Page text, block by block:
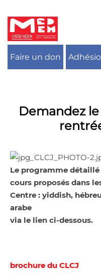
contenu
Faire un don
Demandez
Le programme détaillé
cours proposés dans
Centre : yiddish,
arabe
via le lien ci-dessous.
brochure du CLCJ